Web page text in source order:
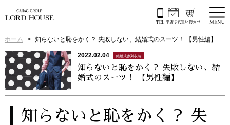
ホーム 知らないと恥をかく？ 失敗しない、結婚式のスーツ！ 【男性編】
2022.02.04 結婚式参列衣装
知らないと恥をかく？ 失敗しない、結
婚式のスーツ！ 【男性編】
知らないと恥をかく？ 失